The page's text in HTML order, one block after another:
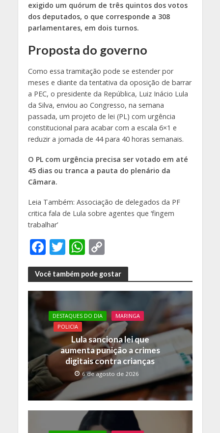
exigido um quórum de três quintos dos votos
dos deputados, o que corresponde a 308
parlamentares, em dois turnos.
Proposta do governo
Como essa tramitação pode se estender por
meses e diante da tentativa da oposição de barrar
a PEC, o presidente da República, Luiz Inácio Lula
da Silva, enviou ao Congresso, na semana
passada, um projeto de lei (PL) com urgência
constitucional para acabar com a escala 6×1 e
reduzir a jornada de 44 para 40 horas semanais.
O PL com urgência precisa ser votado em até
45 dias ou tranca a pauta do plenário da
Câmara.
Leia Também: Associação de delegados da PF
critica fala de Lula sobre agentes que ‘fingem
trabalhar’
F
ac
e
b
o
o
k
T
w
itt
er
W
h
at
s
A
p
p
C
o
p
y
Li
n
k
Você também pode gostar
DESTAQUES DO DIA
MARINGA
POLICIA
Lula sanciona lei que
aumenta punição a crimes
digitais contra crianças
6 de agosto de 2026